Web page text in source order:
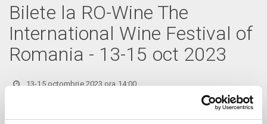
Bilete la RO-Wine The
International Wine Festival of
Romania - 13-15 oct 2023
13-15 octombrie 2023 ora 14:00
Accesul persoanelor cu varsta sub 18 ani este STRICT INTERZIS!